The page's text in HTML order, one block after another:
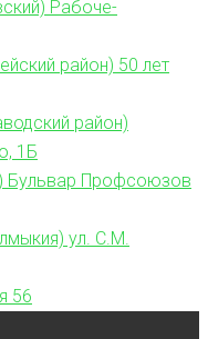
Рабоче-
район) 50 лет
район)
1Б
Бульвар Профсоюзов
ул. С.М.
56